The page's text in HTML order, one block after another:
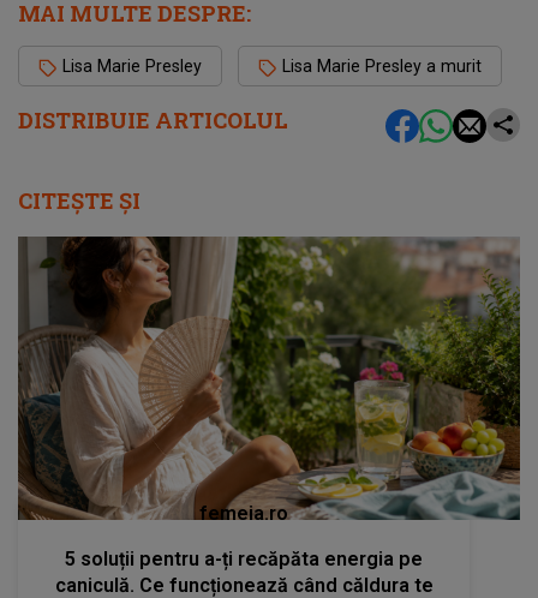
DISTRIBUIE ARTICOLUL
MAI MULTE DESPRE:
Lisa Marie Presley Lisa Marie Presley a murit
CITEȘTE ȘI
femeia.ro
5 soluții pentru a-ți recăpăta energia pe
caniculă. Ce funcționează când căldura te